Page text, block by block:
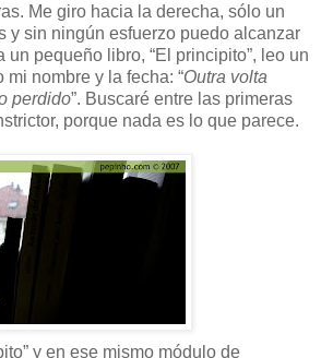
Me giro hacia la derecha, sólo un
y sin ningún esfuerzo puedo alcanzar
un pequeño libro, “El principito”, leo un
nombre y la fecha: “Outra volta
perdido”. Buscaré entre las primeras
porque nada es lo que parece.
y en ese mismo módulo de